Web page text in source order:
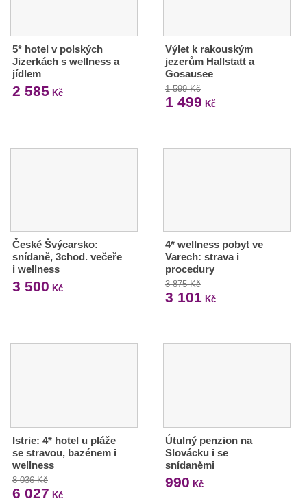
5* hotel v polských
Jizerkách s wellness a
jídlem
2 585 Kč
Výlet k rakouským
jezerům Hallstatt a
Gosausee
1 599 Kč
1 499 Kč
České Švýcarsko:
snídaně, 3chod. večeře
i wellness
3 500 Kč
4* wellness pobyt ve
Varech: strava i
procedury
3 875 Kč
3 101 Kč
Istrie: 4* hotel u pláže
se stravou, bazénem i
wellness
8 036 Kč
6 027 Kč
Útulný penzion na
Slovácku i se
snídaněmi
990 Kč